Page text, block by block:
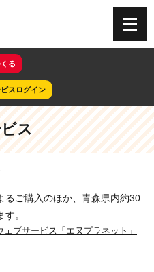
CRELIEN |
る
スログイン
ス
るご購入のほか、青森県内約30
。
ブサービス「エヌプラネット」